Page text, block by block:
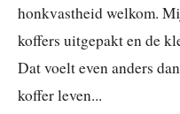
honkvastheid welkom.
koffers uitgepakt en de
Dat voelt even anders
koffer leven...